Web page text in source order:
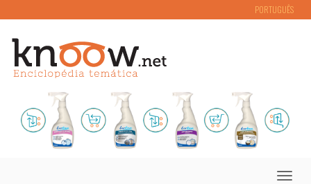
PORTUGUÊS
Toggle